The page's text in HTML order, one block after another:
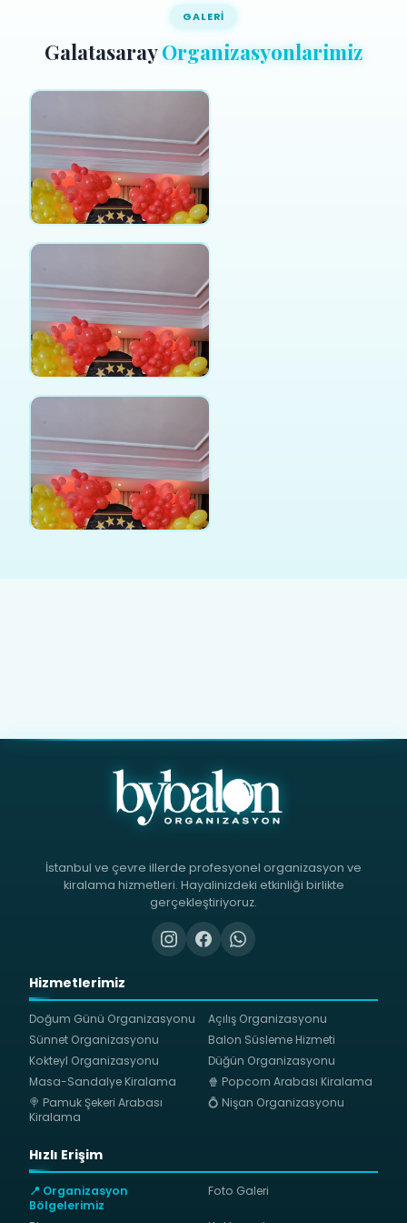
GALERI
GalatasarayOrganizasyonlarimiz
İstanbul ve çevre illerde profesyonel organizasyon ve
kiralama hizmetleri. Hayalinizdeki etkinliği birlikte
gerçekleştiriyoruz.
Hizmetlerimiz
Doğum Günü Organizasyonu
Açılış Organizasyonu
Sünnet Organizasyonu
Balon Süsleme Hizmeti
Kokteyl Organizasyonu
Düğün Organizasyonu
Masa-Sandalye Kiralama
🍿 Popcorn Arabası Kiralama
🍭 Pamuk Şekeri Arabası
Kiralama
💍 Nişan Organizasyonu
Hızlı Erişim
📍 Organizasyon
Bölgelerimiz
Foto Galeri